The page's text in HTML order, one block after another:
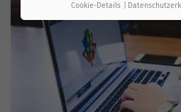
Cookie-Details